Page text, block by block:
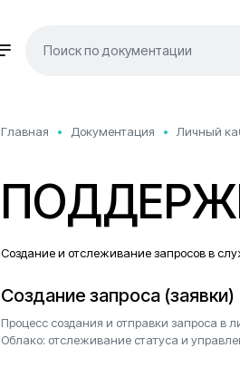
Главная Документация Личный
Создание и отслеживание запросов в
Создание запроса (заявки)
Процесс создания и отправки запроса в
Облако: отслеживание статуса и